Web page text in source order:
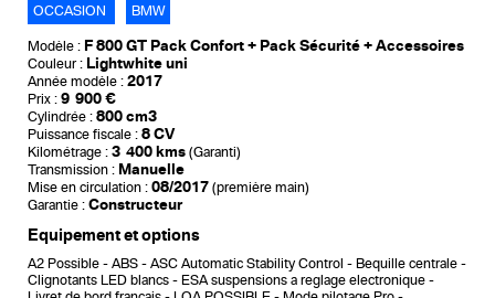
OCCASION BMW
Modèle : F 800 GT Pack Confort + Pack Sécurité + Accessoires
Couleur : Lightwhite uni
Année modèle : 2017
Prix : 9 900 €
Cylindrée : 800 cm3
Puissance fiscale : 8 CV
Kilométrage : 3 400 kms (Garanti)
Transmission : Manuelle
Mise en circulation : 08/2017 (première main)
Garantie : Constructeur
Equipement et options
A2 Possible ABS ASC Automatic Stability Control
Bequille centrale
Clignotants LED blancs
ESA suspensions a reglage electronique